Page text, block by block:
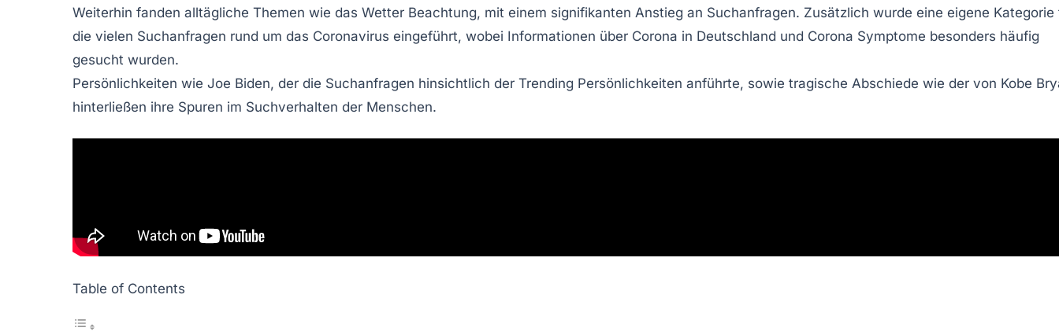
Weiterhin fanden alltägliche Themen wie das Wetter Beachtung, mit einem signifikanten Anstieg an Suchanfragen. Zusätzlich wurde eine eigene Kategorie
die vielen Suchanfragen rund um das Coronavirus eingeführt, wobei Informationen über Corona in Deutschland und Corona Symptome besonders häufig
gesucht wurden.
Persönlichkeiten wie Joe Biden, der die Suchanfragen hinsichtlich der Trending Persönlichkeiten anführte, sowie tragische Abschiede wie der von Kobe
hinterließen ihre Spuren im Suchverhalten der Menschen.
Table of Contents